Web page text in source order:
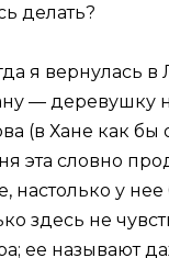
делать?
я вернулась в
— деревушку
(в Хане как бы
эта словно
настолько у
здесь не
ее называют